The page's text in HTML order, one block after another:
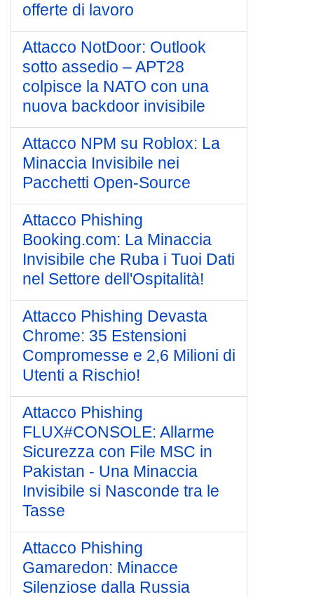
offerte di lavoro
Attacco NotDoor: Outlook
sotto assedio – APT28
colpisce la NATO con una
nuova backdoor invisibile
Attacco NPM su Roblox: La
Minaccia Invisibile nei
Pacchetti Open-Source
Attacco Phishing
Booking.com: La Minaccia
Invisibile che Ruba i Tuoi Dati
nel Settore dell'Ospitalità!
Attacco Phishing Devasta
Chrome: 35 Estensioni
Compromesse e 2,6 Milioni di
Utenti a Rischio!
Attacco Phishing
FLUX#CONSOLE: Allarme
Sicurezza con File MSC in
Pakistan - Una Minaccia
Invisibile si Nasconde tra le
Tasse
Attacco Phishing
Gamaredon: Minacce
Silenziose dalla Russia